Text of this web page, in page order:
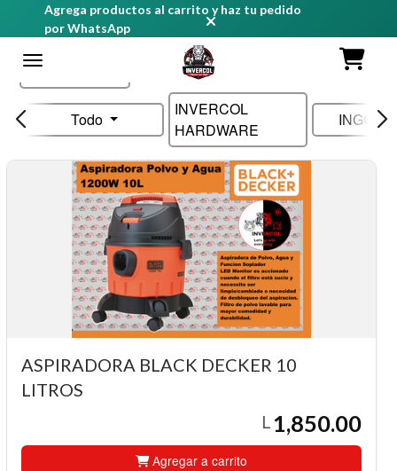
Agrega productos al carrito y haz tu pedido
por WhatsApp
Ordenar
Todo
INVERCOL
HARDWARE
INGCO
ASPIRADORA BLACK DECKER 10
LITROS
L1,850.00
Agregar a carrito